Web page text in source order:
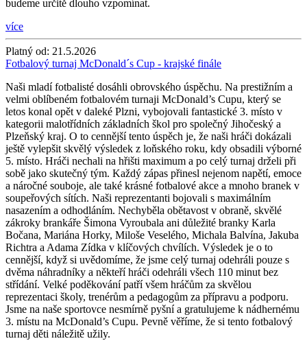
budeme určitě dlouho vzpomínat.
více
Platný od: 21.5.2026
Fotbalový turnaj McDonald´s Cup - krajské finále
Naši mladí fotbalisté dosáhli obrovského úspěchu. Na prestižním a
velmi oblíbeném fotbalovém turnaji McDonald’s Cupu, který se
letos konal opět v daleké Plzni, vybojovali fantastické 3. místo v
kategorii malotřídních základních škol pro společný Jihočeský a
Plzeňský kraj. O to cennější tento úspěch je, že naši hráči dokázali
ještě vylepšit skvělý výsledek z loňského roku, kdy obsadili výborné
5. místo. Hráči nechali na hřišti maximum a po celý turnaj drželi při
sobě jako skutečný tým. Každý zápas přinesl nejenom napětí, emoce
a náročné souboje, ale také krásné fotbalové akce a mnoho branek v
soupeřových sítích. Naši reprezentanti bojovali s maximálním
nasazením a odhodláním. Nechyběla obětavost v obraně, skvělé
zákroky brankáře Šimona Vyroubala ani důležité branky Karla
Bočana, Mariána Horky, Miloše Veselého, Michala Balvína, Jakuba
Richtra a Adama Zídka v klíčových chvílích. Výsledek je o to
cennější, když si uvědomíme, že jsme celý turnaj odehráli pouze s
dvěma náhradníky a někteří hráči odehráli všech 110 minut bez
střídání. Velké poděkování patří všem hráčům za skvělou
reprezentaci školy, trenérům a pedagogům za přípravu a podporu.
Jsme na naše sportovce nesmírně pyšní a gratulujeme k nádhernému
3. místu na McDonald’s Cupu. Pevně věříme, že si tento fotbalový
turnaj děti náležitě užily.